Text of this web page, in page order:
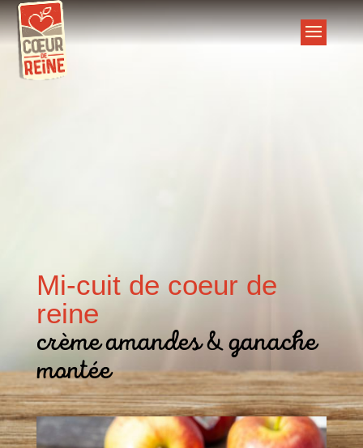
Mi-cuit de coeur de
reine
crème amandes & ganache
montée